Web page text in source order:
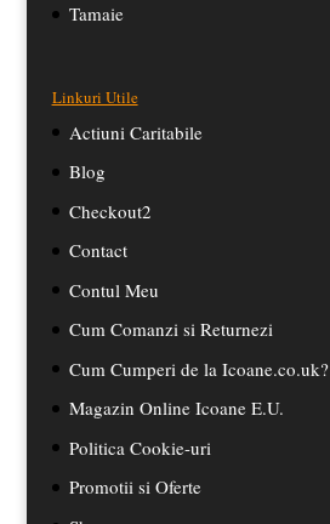
Tamaie
Linkuri Utile
Actiuni Caritabile
Blog
Checkout2
Contact
Contul Meu
Cum Comanzi si Returnezi
Cum Cumperi de la Icoane.co.uk?
Magazin Online Icoane E.U.
Politica Cookie-uri
Promotii si Oferte